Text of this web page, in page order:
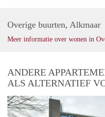
Overige buurten, Alkmaar
Meer informatie over wonen in
ANDERE
ALS ALTERNATIEF